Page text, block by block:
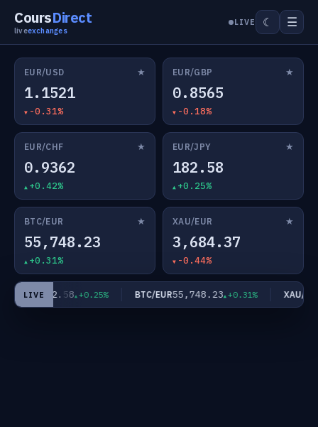
CoursDirect
liveexchanges
LIVE ☾ ☰
EUR/USD ★
1.1521
-0.31%
EUR/GBP ★
0.8565
-0.18%
EUR/CHF ★
0.9362
+0.42%
EUR/JPY ★
182.58
+0.25%
BTC/EUR ★
55,748.23
+0.31%
XAU/EUR ★
3,684.37
-0.44%
LIVE
JPY182.58 +0.25% BTC/EUR55,748.23 +0.31% XAU/EUR